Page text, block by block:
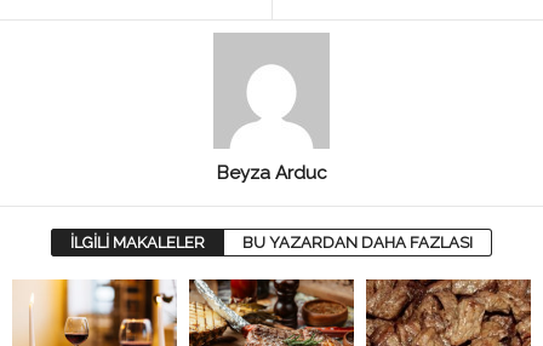
Beyza Arduc
İLGİLİ MAKALELER BU YAZARDAN DAHA FAZLASI